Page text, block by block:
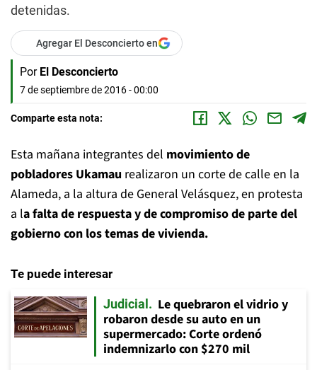
detenidas.
Agregar El Desconcierto en
Por El Desconcierto
7 de septiembre de 2016 - 00:00
Comparte esta nota:
Esta mañana integrantes del movimiento de
pobladores Ukamau realizaron un corte de calle en la
Alameda, a la altura de General Velásquez, en protesta
a la falta de respuesta y de compromiso de parte del
gobierno con los temas de vivienda.
Te puede interesar
Judicial
Le quebraron el vidrio y
robaron desde su auto en un
supermercado: Corte ordenó
indemnizarlo con $270 mil